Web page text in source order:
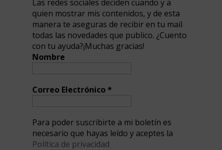
Las redes sociales deciden cuando y a
quien mostrar mis contenidos, y de esta
manera te aseguras de recibir en tu mail
todas las novedades que publico. ¿Cuento
con tu ayuda?¡Muchas gracias!
Nombre
Correo Electrónico*
Para poder suscribirte a mi boletín es
necesario que hayas leído y aceptes la
Política de privacidad